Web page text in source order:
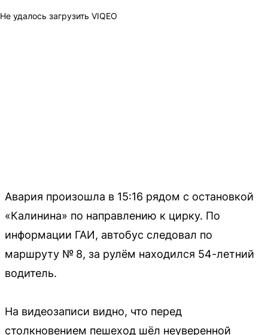
Не удалось загрузить VIQEO
Авария произошла в 15:16 рядом с остановкой
«Калинина» по направлению к цирку. По
информации ГАИ, автобус следовал по
маршруту № 8, за рулём находился 54-летний
водитель.
На видеозаписи видно, что перед
столкновением пешеход шёл неуверенной